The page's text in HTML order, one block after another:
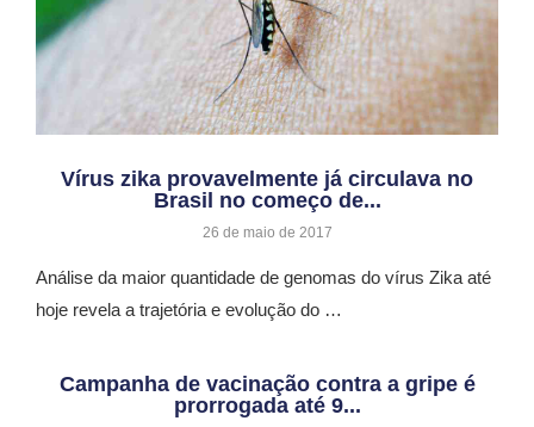
Vírus zika provavelmente já circulava no
Brasil no começo de...
26 de maio de 2017
Análise da maior quantidade de genomas do vírus Zika até
hoje revela a trajetória e evolução do …
Campanha de vacinação contra a gripe é
prorrogada até 9...